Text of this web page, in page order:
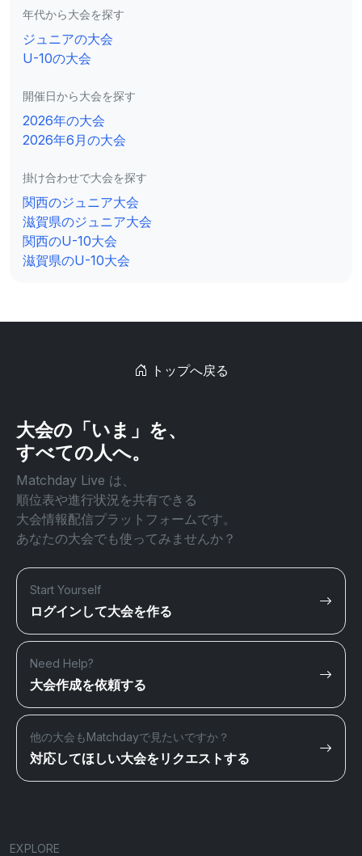
年代から大会を探す
ジュニアの大会
U-10の大会
開催日から大会を探す
2026年の大会
2026年6月の大会
掛け合わせで大会を探す
関西のジュニア大会
滋賀県のジュニア大会
関西のU-10大会
滋賀県のU-10大会
トップへ戻る
大会の「いま」を、
すべての人へ。
Matchday Live は、
順位表や進行状況を共有できる
大会情報配信プラットフォームです。
あなたの大会でも使ってみませんか？
Start Yourself
ログインして大会を作る
Need Help?
大会作成を依頼する
他の大会もMatchdayで見たいですか？
対応してほしい大会をリクエストする
EXPLORE